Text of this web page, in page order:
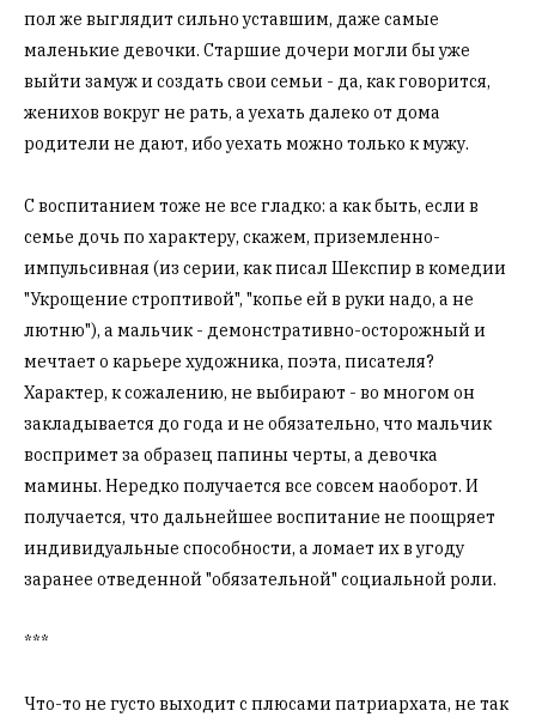
пол же выглядит сильно уставшим, даже самые
маленькие девочки. Старшие дочери могли бы уже
выйти замуж и создать свои семьи - да, как говорится,
женихов вокруг не рать, а уехать далеко от дома
родители не дают, ибо уехать можно только к мужу.
С воспитанием тоже не все гладко: а как быть, если в
семье дочь по характеру, скажем, приземленно-
импульсивная (из серии, как писал Шекспир в комедии
"Укрощение строптивой", "копье ей в руки надо, а не
лютню"), а мальчик - демонстративно-осторожный и
мечтает о карьере художника, поэта, писателя?
Характер, к сожалению, не выбирают - во многом он
закладывается до года и не обязательно, что мальчик
воспримет за образец папины черты, а девочка
мамины. Нередко получается все совсем наоборот. И
получается, что дальнейшее воспитание не поощряет
индивидуальные способности, а ломает их в угоду
заранее отведенной "обязательной" социальной роли.
***
Что-то не густо выходит с плюсами патриархата, не так